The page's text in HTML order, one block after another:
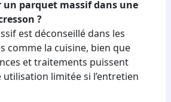
un parquet massif dans une
?
est déconseillé dans les
comme la cuisine, bien que
et traitements puissent
limitée si l’entretien